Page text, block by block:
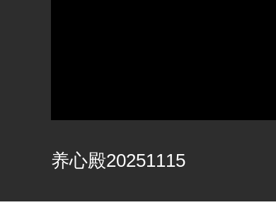
养心殿20251115